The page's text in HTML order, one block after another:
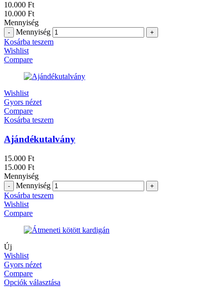
10.000 Ft
10.000 Ft
Mennyiség
Mennyiség
Kosárba teszem
Wishlist
Compare
Wishlist
Gyors nézet
Compare
Kosárba teszem
Ajándékutalvány
15.000 Ft
15.000 Ft
Mennyiség
Mennyiség
Kosárba teszem
Wishlist
Compare
Új
Wishlist
Gyors nézet
Compare
Opciók választása